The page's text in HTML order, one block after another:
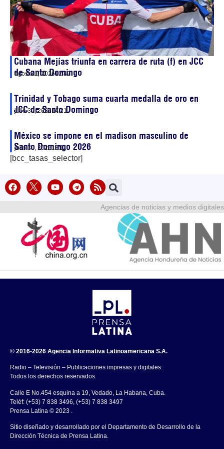
Cubana Mejías triunfa en carrera de ruta (f) en JCC
de Santo Domingo
agosto 1, 202612:42
Trinidad y Tobago suma cuarta medalla de oro en
JCC de Santo Domingo
julio 30, 202614:21
México se impone en el madison masculino de
Santo Domingo 2026
julio 30, 202613:11
[bcc_tasas_selector]
Agencias de noticias y medios digitales
© 2016-2026 Agencia Informativa Latinoamericana S.A.
Radio – Televisión – Publicaciones impresas y digitales.
Todos los derechos reservados.
Calle E No.454 esquina a 19, Vedado, La Habana, Cuba.
Teléf: (+53) 7 838 3496, (+53) 7 838 3497
Prensa Latina © 2023 .
Sitio diseñado y desarrollado por el Departamento de Desarrollo de la
Dirección Técnica de Prensa Latina.